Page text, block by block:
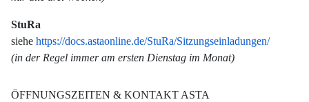
StuRa
siehe https://docs.astaonline.de/StuRa/Sitzungseinladungen/
(in der Regel immer am ersten Dienstag im Monat)
ÖFFNUNGSZEITEN & KONTAKT ASTA